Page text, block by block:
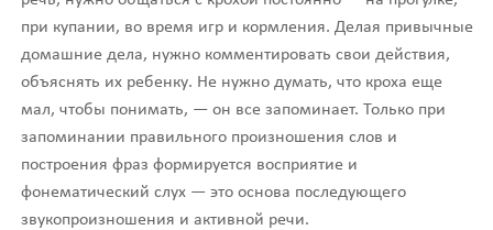
при купании, во время игр и кормления. Делая привычные
домашние дела, нужно комментировать свои действия,
объяснять их ребенку. Не нужно думать, что кроха еще
мал, чтобы понимать, — он все запоминает. Только при
запоминании правильного произношения слов и
построения фраз формируется восприятие и
фонематический слух — это основа последующего
звукопроизношения и активной речи.